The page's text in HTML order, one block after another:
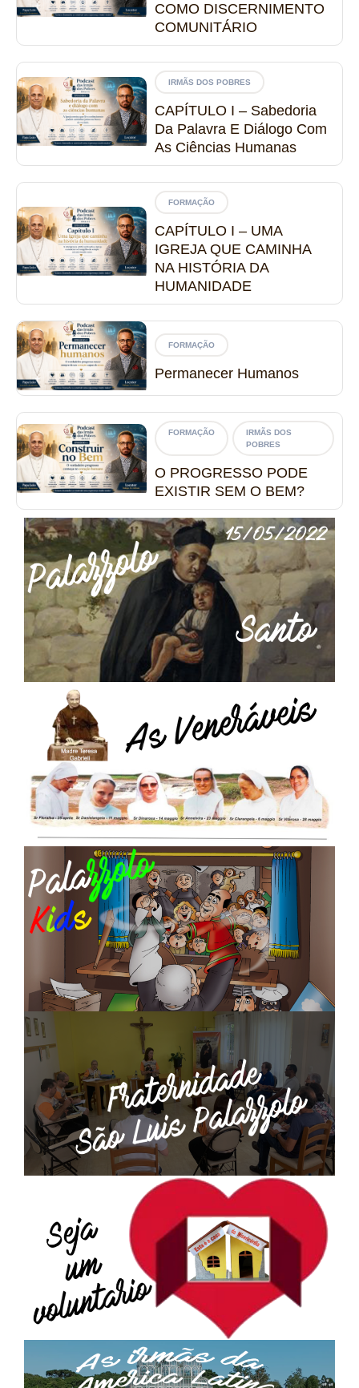
COMO DISCERNIMENTO
COMUNITÁRIO
IRMÃS DOS POBRES
CAPÍTULO I – Sabedoria
Da Palavra E Diálogo Com
As Ciências Humanas
FORMAÇÃO
CAPÍTULO I – UMA
IGREJA QUE CAMINHA
NA HISTÓRIA DA
HUMANIDADE
FORMAÇÃO
Permanecer Humanos
FORMAÇÃO
IRMÃS DOS
POBRES
O PROGRESSO PODE
EXISTIR SEM O BEM?